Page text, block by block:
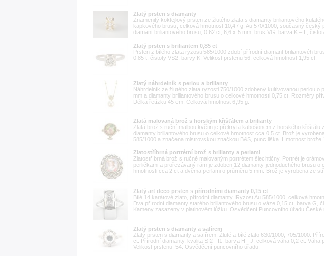
Zlatý prsten s diamanty
Znamenitý koktejlový prsten ze žlutého zlata s diamanty briliantového
kapkového brusu, celková hmotnost 10,47 g, Au 570/1000, současný český
diamant briliantového brusu, 0,62 ct, 6,6 x 5 mm, brus VG, barva K – L, čistota
Zlatý prsten s briliantem 0,85 ct
Prsten z bílého zlata ryzosti 585/1000 zdobí přírodní diamant briliantovéh
0,85 t, čistoty VS2, barvy K. Velikost prstenu 56, celková hmotnost 1,95 ct.
Zlatý náhrdelník s perlou a brilianty
Náhrdelník ze žlutého zlata ryzosti 750/1000 zdobený kultivovanou perlou o
mm a diamanty briliantového brusu o celkové hmotnosti 0,75 ct. Rozměry
Délka řetízku 45 cm. Celková hmotnost 6,95 g.
Zlatá malovaná brož s horským křišťálem a brilianty
Zlatá brož s ruční malbou květin je překryta kabošonem z horského křišťálu
diamanty briliantového brusu o celkové hmotnost cca 0,5 ct. Brož je
585/1000 a značena mistrovskou značkou B&S, punc liška. Hmotnost brože
Zlatostříbrná portrétní brož s brilianty a perlami
Zlatostříbrná brož s ručně malovaným portrétem šlechtičny. Portrét je
perličkami a prořezávaný rám je zdoben 12 diamanty jednoduchého brusu o
hmotnosti cca 2 ct a dvěma perlami o průměru 5 mm. Brož je vyrobena ze
Zlatý art deco prsten s přírodními diamanty 0,15 ct
Bílé 14 karátové zlato, přírodní diamanty. Ryzost Au 585/1000, celková
Dva přírodní diamanty starého briliantového brusu o váze 0,15 ct, barva G,
Kameny zasazeny v platinovém lůžku. Osvědčení Puncovního úřadu České r
Zlatý prsten s diamanty a safírem
Zlatý prsten s diamanty a safírem. Žluté a bílé zlato 630/1000, 705/1000.
ct. Přírodní diamanty, kvalita SI2 - I1, barva H - J, celková váha 0,2 ct. Váha
Velikost prstenu: 54. Osvědčení puncovního úřadu.